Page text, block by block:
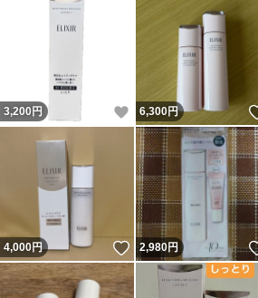
3,200 円 いいね！
6,300円
4,000円 いいね！
2,980円